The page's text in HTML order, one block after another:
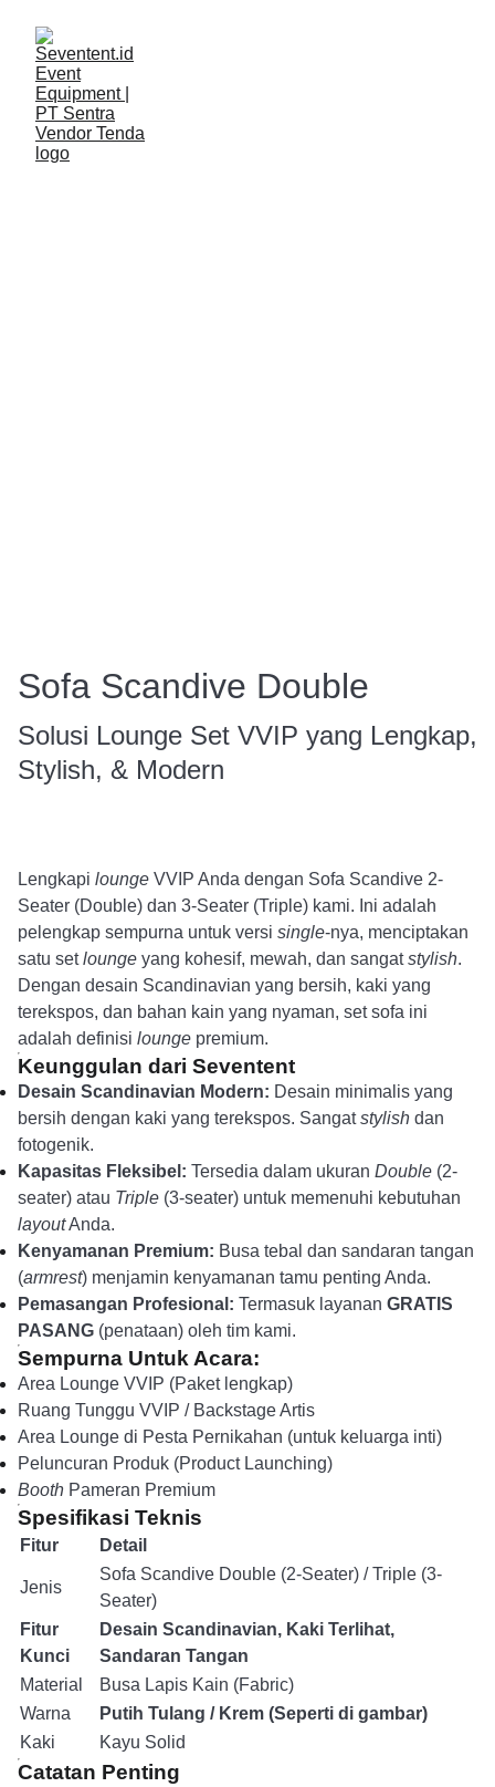
Sofa Scandive Double
Solusi Lounge Set VVIP yang Lengkap,
Stylish, & Modern
Lengkapi lounge VVIP Anda dengan Sofa Scandive 2-
Seater (Double) dan 3-Seater (Triple) kami. Ini adalah
pelengkap sempurna untuk versi single-nya, menciptakan
satu setlounge yang kohesif, mewah, dan sangatstylish.
Dengan desain Scandinavian yang bersih, kaki yang
terekspos, dan bahan kain yang nyaman, set sofa ini
adalah definisi lounge premium.
Keunggulan dari Seventent
Desain Scandinavian Modern: Desain minimalis yang
bersih dengan kaki yang terekspos. Sangatstylish dan
fotogenik.
Kapasitas Fleksibel: Tersedia dalam ukuran Double (2-
seater) atau Triple (3-seater) untuk memenuhi kebutuhan
layoutAnda.
Kenyamanan Premium: Busa tebal dan sandaran tangan
(armrest) menjamin kenyamanan tamu penting Anda.
Pemasangan Profesional: Termasuk layanan GRATIS
PASANG (penataan) oleh tim kami.
Sempurna Untuk Acara:
Area Lounge VVIP (Paket lengkap)
Ruang Tunggu VVIP / Backstage Artis
Area Lounge di Pesta Pernikahan (untuk keluarga inti)
Peluncuran Produk (Product Launching)
Booth Pameran Premium
Spesifikasi Teknis
Fitur Detail
Jenis
Sofa Scandive Double (2-Seater) / Triple (3-
Seater)
Fitur
Kunci
Desain Scandinavian, Kaki Terlihat,
Sandaran Tangan
Material
Busa Lapis Kain (Fabric)
Warna
Putih Tulang / Krem (Seperti di gambar)
Kaki
Kayu Solid
Catatan Penting